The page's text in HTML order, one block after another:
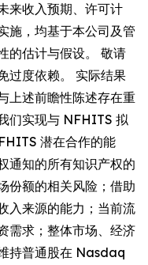
来收入预期、许可计
施，均基于本公司及管
的估计与假设。 敬请
过度依赖。 实际结果
上述前瞻性陈述存在重
们实现与 NFHITS 拟
潜在合作的能
通知的所有知识产权的
份额的相关风险；借助
入来源的能力；当前流
需求；整体市场、经济
持普通股在 Nasdaq